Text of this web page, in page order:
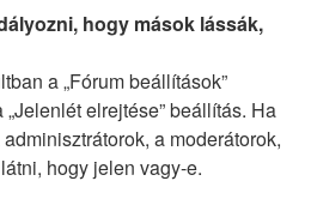
hogy mások lássák,
a „Fórum beállítások”
elrejtése” beállítás. Ha
a moderátorok,
hogy jelen vagy-e.